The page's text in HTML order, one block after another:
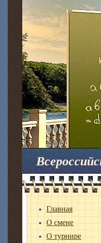
Главная
О смене
О турнире